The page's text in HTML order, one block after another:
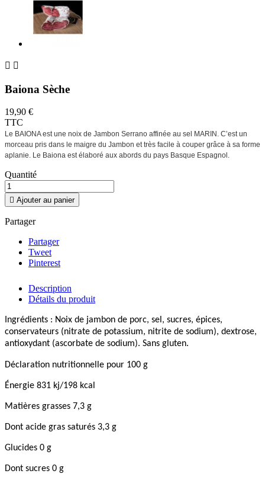
 
Baiona Sèche
19,90 €
TTC
Le BAIONA est une noix de Jambon Serrano affinée au sel MARIN. C’est un
morceau pris dans le maigre du Jambon et très facile à couper grâce à sa forme
aplanie. Le Baiona est élaboré aux abords du pays Basque Espagnol.
Quantité
 Ajouter au panier
Partager
Partager
Tweet
Pinterest
Description
Détails du produit
Ingrédients : Noix de jambon de porc, sel, sucres, épices,
conservateurs (nitrate de potassium, nitrite de sodium), dextrose,
antioxydant (ascorbate de sodium). Sans gluten.
Déclaration nutritionnelle pour 100 g
Énergie 831 kj/198 kcal
Matières grasses 7,3 g
Dont acide gras saturés 3,3 g
Glucides 0 g
Dont sucres 0 g